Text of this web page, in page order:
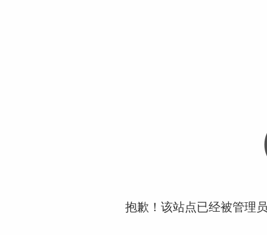
抱歉！该站点已经被管理